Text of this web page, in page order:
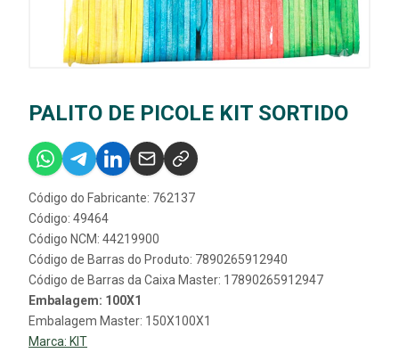
PALITO DE PICOLE KIT SORTIDO
Código do Fabricante: 762137
Código: 49464
Código NCM: 44219900
Código de Barras do Produto: 7890265912940
Código de Barras da Caixa Master: 17890265912947
Embalagem: 100X1
Embalagem Master: 150X100X1
Marca: KIT